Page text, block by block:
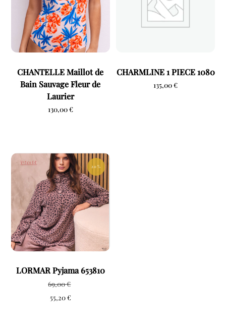
CHANTELLE Maillot de
Bain Sauvage Fleur de
Laurier
130,00€
CHARMLINE 1 PIECE 1080
135,00€
20 %
LORMAR Pyjama 653810
69,00€
55,20€